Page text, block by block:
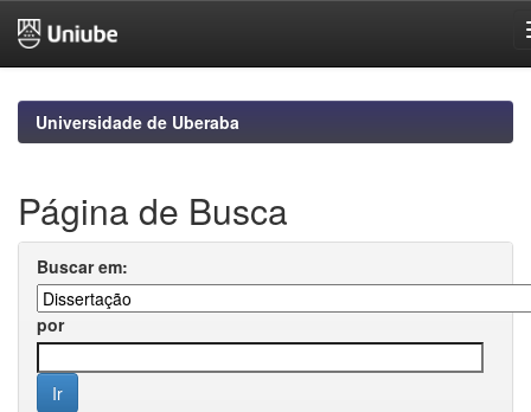
navigationUniversidade de Uberaba
Página de Busca
Buscar em:
por